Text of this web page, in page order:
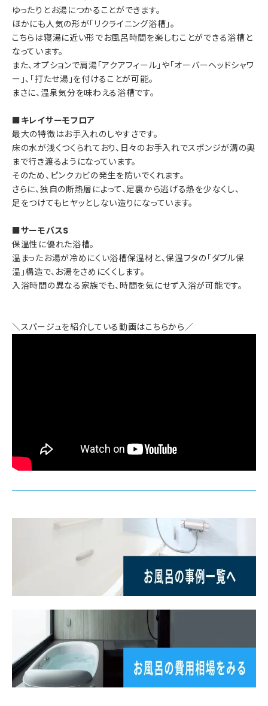
ゆったりとお湯につかることができます。
ほかにも人気の形が「リクライニング浴槽」。
こちらは寝湯に近い形でお風呂時間を楽しむことができる浴槽と
なっています。
また、オプションで肩湯「アクアフィール」や「オーバーヘッドシャワ
ー」、「打たせ湯」を付けることが可能。
まさに、温泉気分を味わえる浴槽です。
■キレイサーモフロア
最大の特徴はお手入れのしやすさです。
床の水が浅くつくられており、日々のお手入れでスポンジが溝の奥
まで行き渡るようになっています。
そのため、ピンクカビの発生を防いでくれます。
さらに、独自の断熱層によって、足裏から逃げる熱を少なくし、
足をつけてもヒヤッとしない造りになっています。
■サーモバスS
保温性に優れた浴槽。
温まったお湯が冷めにくい浴槽保温材と、保温フタの「ダブル保
温」構造で、お湯をさめにくくします。
入浴時間の異なる家族でも、時間を気にせず入浴が可能です。
＼スパージュを紹介している動画はこちらから／